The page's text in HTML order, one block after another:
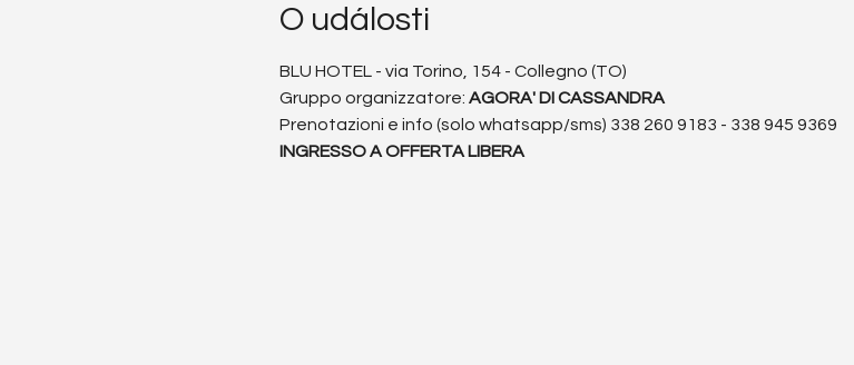
O události
BLU HOTEL - via Torino, 154 - Collegno (TO)
Gruppo organizzatore: AGORA' DI CASSANDRA
Prenotazioni e info (solo whatsapp/sms) 338 260 9183 - 338 945 9369
INGRESSO A OFFERTA LIBERA